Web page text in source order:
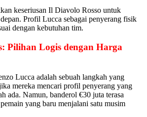
keseriusan Il Diavolo Rosso untuk
Profil Lucca sebagai penyerang fisik
dengan kebutuhan tim.
Pilihan Logis dengan Harga
Lucca adalah sebuah langkah yang
mereka mencari profil penyerang yang
ada. Namun, banderol €30 juta terasa
yang baru menjalani satu musim